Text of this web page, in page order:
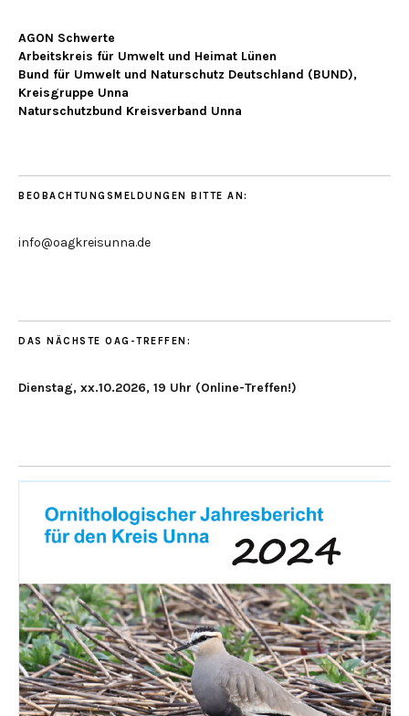
AGON Schwerte
Arbeitskreis für Umwelt und Heimat Lünen
Bund für Umwelt und Naturschutz Deutschland (BUND),
Kreisgruppe Unna
Naturschutzbund Kreisverband Unna
BEOBACHTUNGSMELDUNGEN BITTE AN:
info@oagkreisunna.de
DAS NÄCHSTE OAG-TREFFEN:
Dienstag, xx.10.2026, 19 Uhr (Online-Treffen!)